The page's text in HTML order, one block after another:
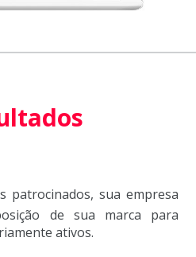
patrocinados, sua empresa
de sua marca para
ativos.